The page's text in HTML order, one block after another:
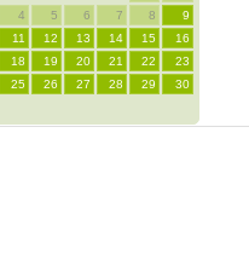
4 5 6 7 8
9
11 12 13 14 15
16
18 19 20 21 22
23
25 26 27 28 29
30